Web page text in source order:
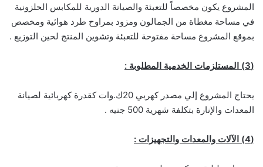
المشروع يكون مخصصاً للتعبئة والصيانة الدورية للمكابس الحلزونية
في مساحة مغطاة من الجمالون ومزود بمراوح طرد هوائية ومخصص
بموقع المشروع مساحة مفتوحة للتعبئة وتشوين المنتج لحين التوزيع .
(3) المستلزمات الخدمية المطلوبة :
يحتاج المشروع إلي مصدر كهربي 20ك.وات كقدرة كهربائية لصيانة
المعدات والإنارة بتكلفة شهرية 500 جنيه .
(4) الآلات والمعدات والتجهيزات :